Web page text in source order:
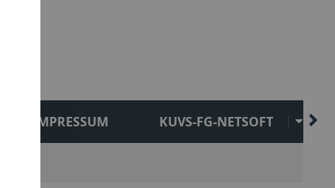
IMPRESSUM KUVS-FG-NETSOFT